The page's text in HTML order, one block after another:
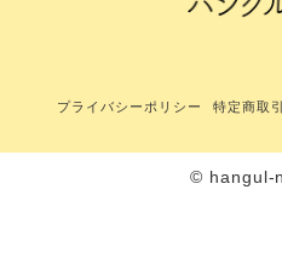
プライバシーポリシー 特定商取
© hangul-